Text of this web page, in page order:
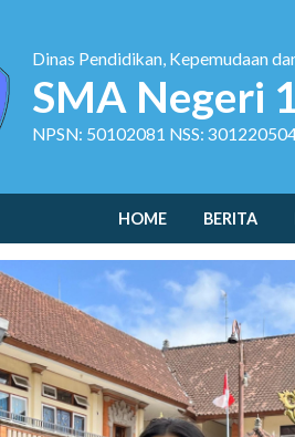
Dinas Pendidikan, Kepemudaan
SMA Negeri
NPSN: 50102081 NSS:
HOME BERITA